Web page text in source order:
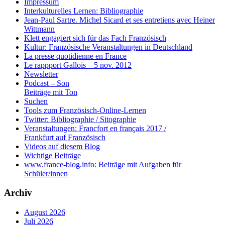
Interkulturelles Lernen: Bibliographie
Jean-Paul Sartre. Michel Sicard et ses entretiens avec Heiner
Wittmann
Klett engagiert sich für das Fach Französisch
Kultur: Französische Veranstaltungen in Deutschland
La presse quotidienne en France
Le rappport Gallois – 5 nov. 2012
Newsletter
Podcast – Son
Beiträge mit Ton
Suchen
Tools zum Französisch-Online-Lernen
Twitter: Bibliographie / Sitographie
Veranstaltungen: Francfort en français 2017 /
Frankfurt auf Französisch
Videos auf diesem Blog
Wichtige Beiträge
www.france-blog.info: Beiträge mit Aufgaben für
Schüler/innen
Archiv
August 2026
Juli 2026